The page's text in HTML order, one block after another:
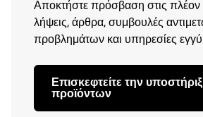
Αποκτήστε πρόσβαση στις
λήψεις, άρθρα, συμβουλές
προβλημάτων και υπηρεσίες
Επισκεφτείτε την
προϊόντων